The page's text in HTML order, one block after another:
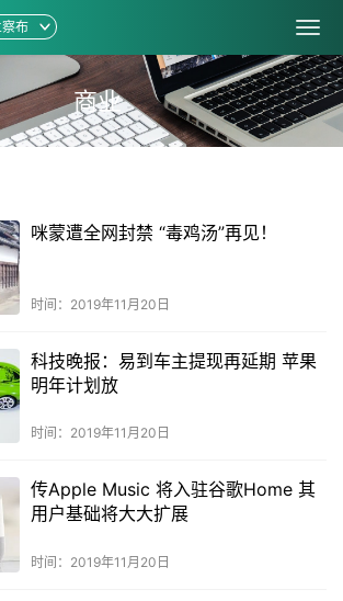
布
商业
咪蒙遭全网封禁 “毒鸡汤”再见！
时间：2019年11月20日
科技晚报：易到车主提现再延期 苹果
明年计划放
时间：2019年11月20日
传Apple Music 将入驻谷歌Home 其
用户基础将大大扩展
时间：2019年11月20日